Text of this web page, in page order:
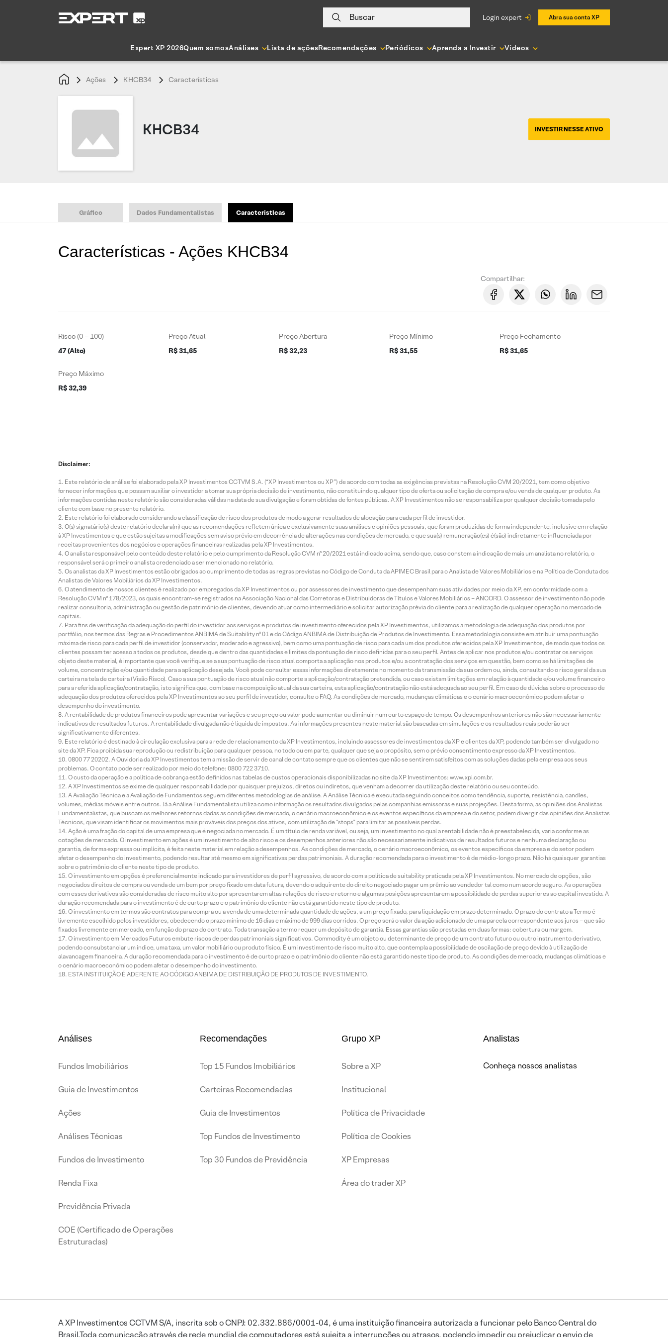
Buscar login expert Abra sua conta XP
Expert XP 2026Quem somosAnálises Lista de açõesRecomendações Periódicos Aprenda a Investir Vídeos
Ações KHCB34 Características
KHCB34 INVESTIR NESSE ATIVO
Gráfico Dados Fundamentalistas Características
Características - Ações KHCB34
Compartilhar:
Risco (0 – 100)
47 (Alto)
Preço Atual
R$ 31,65
Preço Abertura
R$ 32,23
Preço Mínimo
R$ 31,55
Preço Fechamento
R$ 31,65
Preço Máximo
R$ 32,39
Disclaimer:
Este relatório de análise foi elaborado pela XP Investimentos CCTVM S.A. (“XP Investimentos ou XP”) de acordo com todas as exigências previstas na Resolução CVM 20/2021, tem como objetivo
fornecer informações que possam auxiliar o investidor a tomar sua própria decisão de investimento, não constituindo qualquer tipo de oferta ou solicitação de compra e/ou venda de qualquer produto. As
informações contidas neste relatório são consideradas válidas na data de sua divulgação e foram obtidas de fontes públicas. A XP Investimentos não se responsabiliza por qualquer decisão tomada pelo
cliente com base no presente relatório.
Este relatório foi elaborado considerando a classificação de risco dos produtos de modo a gerar resultados de alocação para cada perfil de investidor.
O(s) signatário(s) deste relatório declara(m) que as recomendações refletem única e exclusivamente suas análises e opiniões pessoais, que foram produzidas de forma independente, inclusive em relação
à XP Investimentos e que estão sujeitas a modificações sem aviso prévio em decorrência de alterações nas condições de mercado, e que sua(s) remuneração(es) é(são) indiretamente influenciada por
receitas provenientes dos negócios e operações financeiras realizadas pela XP Investimentos.
O analista responsável pelo conteúdo deste relatório e pelo cumprimento da Resolução CVM nº 20/2021 está indicado acima, sendo que, caso constem a indicação de mais um analista no relatório, o
responsável será o primeiro analista credenciado a ser mencionado no relatório.
Os analistas da XP Investimentos estão obrigados ao cumprimento de todas as regras previstas no Código de Conduta da APIMEC Brasil para o Analista de Valores Mobiliários e na Política de Conduta dos
Analistas de Valores Mobiliários da XP Investimentos.
O atendimento de nossos clientes é realizado por empregados da XP Investimentos ou por assessores de investimento que desempenham suas atividades por meio da XP, em conformidade com a
Resolução CVM nº 178/2023, os quais encontram-se registrados na Associação Nacional das Corretoras e Distribuidoras de Títulos e Valores Mobiliários – ANCORD. O assessor de investimento não pode
realizar consultoria, administração ou gestão de patrimônio de clientes, devendo atuar como intermediário e solicitar autorização prévia do cliente para a realização de qualquer operação no mercado de
capitais.
Para fins de verificação da adequação do perfil do investidor aos serviços e produtos de investimento oferecidos pela XP Investimentos, utilizamos a metodologia de adequação dos produtos por
portfólio, nos termos das Regras e Procedimentos ANBIMA de Suitability nº 01 e do Código ANBIMA de Distribuição de Produtos de Investimento. Essa metodologia consiste em atribuir uma pontuação
máxima de risco para cada perfil de investidor (conservador, moderado e agressivo), bem como uma pontuação de risco para cada um dos produtos oferecidos pela XP Investimentos, de modo que todos os
clientes possam ter acesso a todos os produtos, desde que dentro das quantidades e limites da pontuação de risco definidas para o seu perfil. Antes de aplicar nos produtos e/ou contratar os serviços
objeto deste material, é importante que você verifique se a sua pontuação de risco atual comporta a aplicação nos produtos e/ou a contratação dos serviços em questão, bem como se há limitações de
volume, concentração e/ou quantidade para a aplicação desejada. Você pode consultar essas informações diretamente no momento da transmissão da sua ordem ou, ainda, consultando o risco geral da sua
carteira na tela de carteira (Visão Risco). Caso a sua pontuação de risco atual não comporte a aplicação/contratação pretendida, ou caso existam limitações em relação à quantidade e/ou volume financeiro
para a referida aplicação/contratação, isto significa que, com base na composição atual da sua carteira, esta aplicação/contratação não está adequada ao seu perfil. Em caso de dúvidas sobre o processo de
adequação dos produtos oferecidos pela XP Investimentos ao seu perfil de investidor, consulte o FAQ. As condições de mercado, mudanças climáticas e o cenário macroeconômico podem afetar o
desempenho do investimento.
A rentabilidade de produtos financeiros pode apresentar variações e seu preço ou valor pode aumentar ou diminuir num curto espaço de tempo. Os desempenhos anteriores não são necessariamente
indicativos de resultados futuros. A rentabilidade divulgada não é líquida de impostos. As informações presentes neste material são baseadas em simulações e os resultados reais poderão ser
significativamente diferentes.
Este relatório é destinado à circulação exclusiva para a rede de relacionamento da XP Investimentos, incluindo assessores de investimentos da XP e clientes da XP, podendo também ser divulgado no
site da XP. Fica proibida sua reprodução ou redistribuição para qualquer pessoa, no todo ou em parte, qualquer que seja o propósito, sem o prévio consentimento expresso da XP Investimentos.
0800 77 20202. A Ouvidoria da XP Investimentos tem a missão de servir de canal de contato sempre que os clientes que não se sentirem satisfeitos com as soluções dadas pela empresa aos seus
problemas. O contato pode ser realizado por meio do telefone: 0800 722 3710.
O custo da operação e a política de cobrança estão definidos nas tabelas de custos operacionais disponibilizadas no site da XP Investimentos: www.xpi.com.br.
A XP Investimentos se exime de qualquer responsabilidade por quaisquer prejuízos, diretos ou indiretos, que venham a decorrer da utilização deste relatório ou seu conteúdo.
A Avaliação Técnica e a Avaliação de Fundamentos seguem diferentes metodologias de análise. A Análise Técnica é executada seguindo conceitos como tendência, suporte, resistência, candles,
volumes, médias móveis entre outros. Já a Análise Fundamentalista utiliza como informação os resultados divulgados pelas companhias emissoras e suas projeções. Desta forma, as opiniões dos Analistas
Fundamentalistas, que buscam os melhores retornos dadas as condições de mercado, o cenário macroeconômico e os eventos específicos da empresa e do setor, podem divergir das opiniões dos Analistas
Técnicos, que visam identificar os movimentos mais prováveis dos preços dos ativos, com utilização de “stops” para limitar as possíveis perdas.
Ação é uma fração do capital de uma empresa que é negociada no mercado. É um título de renda variável, ou seja, um investimento no qual a rentabilidade não é preestabelecida, varia conforme as
cotações de mercado. O investimento em ações é um investimento de alto risco e os desempenhos anteriores não são necessariamente indicativos de resultados futuros e nenhuma declaração ou
garantia, de forma expressa ou implícita, é feita neste material em relação a desempenhos. As condições de mercado, o cenário macroeconômico, os eventos específicos da empresa e do setor podem
afetar o desempenho do investimento, podendo resultar até mesmo em significativas perdas patrimoniais. A duração recomendada para o investimento é de médio-longo prazo. Não há quaisquer garantias
sobre o patrimônio do cliente neste tipo de produto.
O investimento em opções é preferencialmente indicado para investidores de perfil agressivo, de acordo com a política de suitability praticada pela XP Investimentos. No mercado de opções, são
negociados direitos de compra ou venda de um bem por preço fixado em data futura, devendo o adquirente do direito negociado pagar um prêmio ao vendedor tal como num acordo seguro. As operações
com esses derivativos são consideradas de risco muito alto por apresentarem altas relações de risco e retorno e algumas posições apresentarem a possibilidade de perdas superiores ao capital investido. A
duração recomendada para o investimento é de curto prazo e o patrimônio do cliente não está garantido neste tipo de produto.
O investimento em termos são contratos para compra ou a venda de uma determinada quantidade de ações, a um preço fixado, para liquidação em prazo determinado. O prazo do contrato a Termo é
livremente escolhido pelos investidores, obedecendo o prazo mínimo de 16 dias e máximo de 999 dias corridos. O preço será o valor da ação adicionado de uma parcela correspondente aos juros – que são
fixados livremente em mercado, em função do prazo do contrato. Toda transação a termo requer um depósito de garantia. Essas garantias são prestadas em duas formas: cobertura ou margem.
O investimento em Mercados Futuros embute riscos de perdas patrimoniais significativos. Commodity é um objeto ou determinante de preço de um contrato futuro ou outro instrumento derivativo,
podendo consubstanciar um índice, uma taxa, um valor mobiliário ou produto físico. É um investimento de risco muito alto, que contempla a possibilidade de oscilação de preço devido à utilização de
alavancagem financeira. A duração recomendada para o investimento é de curto prazo e o patrimônio do cliente não está garantido neste tipo de produto. As condições de mercado, mudanças climáticas e
o cenário macroeconômico podem afetar o desempenho do investimento.
ESTA INSTITUIÇÃO É ADERENTE AO CÓDIGO ANBIMA DE DISTRIBUIÇÃO DE PRODUTOS DE INVESTIMENTO.
Análises
Fundos Imobiliários
Guia de Investimentos
Ações
Análises Técnicas
Fundos de Investimento
Renda Fixa
Previdência Privada
COE (Certificado de Operações
Estruturadas)
Recomendações
Top 15 Fundos Imobiliários
Carteiras Recomendadas
Guia de Investimentos
Top Fundos de Investimento
Top 30 Fundos de Previdência
Grupo XP
Sobre a XP
Institucional
Política de Privacidade
Política de Cookies
XP Empresas
Área do trader XP
Analistas
Conheça nossos analistas
A XP Investimentos CCTVM S/A, inscrita sob o CNPJ: 02.332.886/0001-04, é uma instituição financeira autorizada a funcionar pelo Banco Central do
Brasil.Toda comunicação através de rede mundial de computadores está sujeita a interrupções ou atrasos, podendo impedir ou prejudicar o envio de